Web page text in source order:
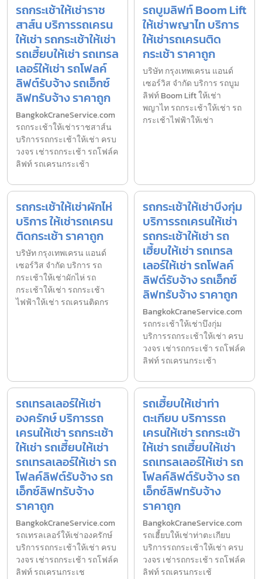
รถกระเช้าให้เช่าราช
สาส์น บริการรถเครน
ให้เช่า รถกระเช้าให้เช่า
รถเฮี้ยบให้เช่า รถเทรล
เลอร์ให้เช่า รถโฟลค์
ลิฟต์รับจ้าง รถเอ็กซ์
ลิฟทรับจ้าง ราคาถูก
BangkokCraneService.com
รถกระเช้าให้เช่าราชสาส์น
บริการรถกระเช้าให้เช่า ครบ
วงจร เช่ารถกระเช้า รถโฟล์ค
ลิฟท์ รถเครนกระเช้า
รถบูมลิฟท์ Boom Lift
ให้เช่าพญาไท บริการ
ให้เช่ารถเครนติด
กระเช้า ราคาถูก
บริษัท กรุงเทพเครน แอนด์
เซอร์วิส จำกัด บริการ รถบูม
ลิฟท์ Boom Lift ให้เช่า
พญาไท รถกระเช้าให้เช่า รถ
กระเช้าไฟฟ้าให้เช่า
รถกระเช้าให้เช่าผักไห่
บริการ ให้เช่ารถเครน
ติดกระเช้า ราคาถูก
บริษัท กรุงเทพเครน แอนด์
เซอร์วิส จำกัด บริการ รถ
กระเช้าให้เช่าผักไห่ รถ
กระเช้าให้เช่า รถกระเช้า
ไฟฟ้าให้เช่า รถเครนติดกร
รถกระเช้าให้เช่าบึงกุ่ม
บริการรถเครนให้เช่า
รถกระเช้าให้เช่า รถ
เฮี้ยบให้เช่า รถเทรล
เลอร์ให้เช่า รถโฟลค์
ลิฟต์รับจ้าง รถเอ็กซ์
ลิฟทรับจ้าง ราคาถูก
BangkokCraneService.com
รถกระเช้าให้เช่าบึงกุ่ม
บริการรถกระเช้าให้เช่า ครบ
วงจร เช่ารถกระเช้า รถโฟล์ค
ลิฟท์ รถเครนกระเช้า
รถเทรลเลอร์ให้เช่า
องครักษ์ บริการรถ
เครนให้เช่า รถกระเช้า
ให้เช่า รถเฮี้ยบให้เช่า
รถเทรลเลอร์ให้เช่า รถ
โฟลค์ลิฟต์รับจ้าง รถ
เอ็กซ์ลิฟทรับจ้าง
ราคาถูก
BangkokCraneService.com
รถเทรลเลอร์ให้เช่าองครักษ์
บริการรถกระเช้าให้เช่า ครบ
วงจร เช่ารถกระเช้า รถโฟล์ค
ลิฟท์ รถเครนกระเช
รถเฮี้ยบให้เช่าท่า
ตะเกียบ บริการรถ
เครนให้เช่า รถกระเช้า
ให้เช่า รถเฮี้ยบให้เช่า
รถเทรลเลอร์ให้เช่า รถ
โฟลค์ลิฟต์รับจ้าง รถ
เอ็กซ์ลิฟทรับจ้าง
ราคาถูก
BangkokCraneService.com
รถเฮี้ยบให้เช่าท่าตะเกียบ
บริการรถกระเช้าให้เช่า ครบ
วงจร เช่ารถกระเช้า รถโฟล์ค
ลิฟท์ รถเครนกระเช้